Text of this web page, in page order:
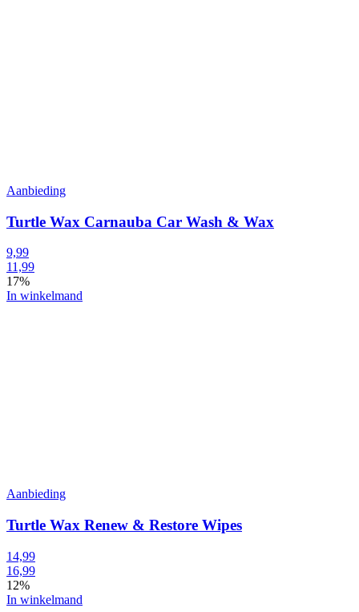
Aanbieding
Turtle Wax Carnauba Car Wash & Wax
9,99
11,99
17%
In winkelmand
Aanbieding
Turtle Wax Renew & Restore Wipes
14,99
16,99
12%
In winkelmand